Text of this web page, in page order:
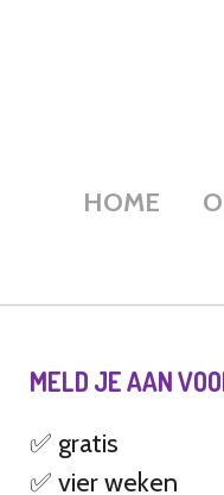
hoofdinhoud
HOME
MELD JE AAN
✅ gratis
✅ vier weken